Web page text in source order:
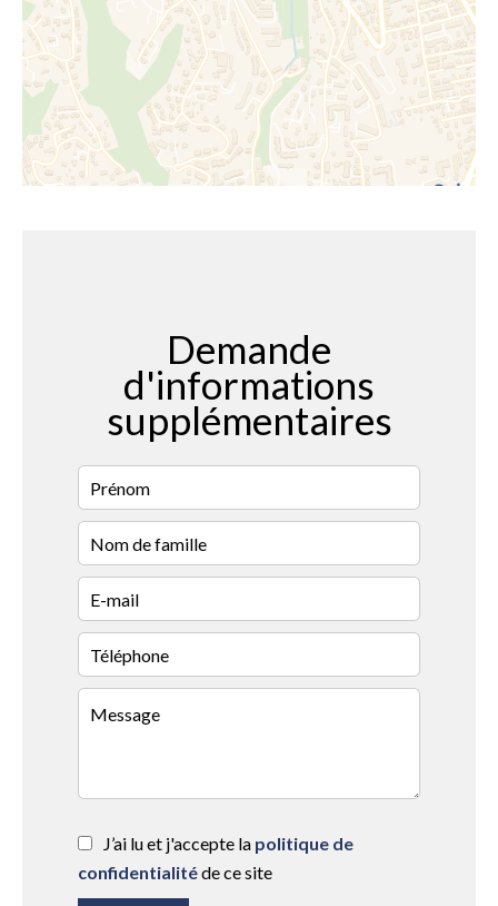
Demande
d'informations
supplémentaires
J’ai lu et j'accepte la politique de
confidentialitéde ce site